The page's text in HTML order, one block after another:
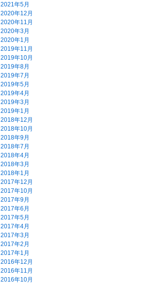
2021年5月
2020年12月
2020年11月
2020年3月
2020年1月
2019年11月
2019年10月
2019年8月
2019年7月
2019年5月
2019年4月
2019年3月
2019年1月
2018年12月
2018年10月
2018年9月
2018年7月
2018年4月
2018年3月
2018年1月
2017年12月
2017年10月
2017年9月
2017年6月
2017年5月
2017年4月
2017年3月
2017年2月
2017年1月
2016年12月
2016年11月
2016年10月